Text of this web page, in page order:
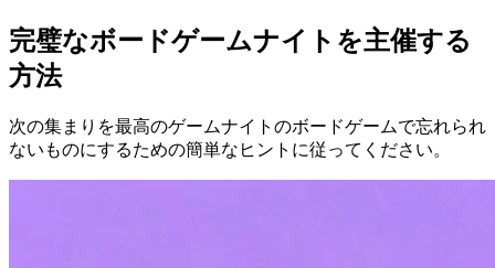
完璧なボードゲームナイトを主催する
方法
次の集まりを最高のゲームナイトのボードゲームで忘れられ
ないものにするための簡単なヒントに従ってください。